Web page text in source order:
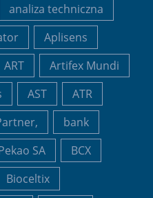
analiza techniczna
Aplisens
ART
Artifex Mundi
AST
ATR
bank
SA
BCX
Bioceltix